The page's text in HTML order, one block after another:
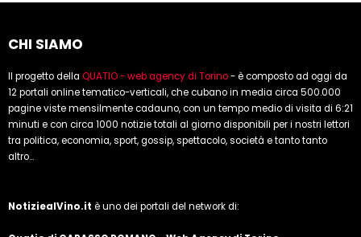
CHI SIAMO
Il progetto della QUATIO - web agency di Torino- è composto ad oggi da
12 portali online tematico-verticali, che cubano in media circa 500.000
pagine viste mensilmente cadauno, con un tempo medio di visita di 6:21
minuti e con circa 1000 notizie totali al giorno disponibili per i nostri lettori
tra politica, economia, sport, gossip, spettacolo, società e tanto tanto
altro...
NotiziealVino.it è uno dei portali del network di: